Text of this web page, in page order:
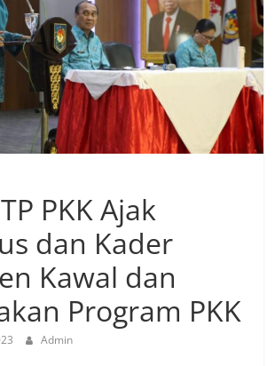
PKK Ajak
dan Kader
Kawal dan
Program PKK
Admin